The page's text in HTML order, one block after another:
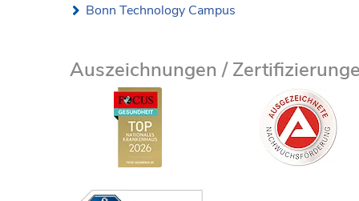
Bonn Technology Campus
Auszeichnungen /